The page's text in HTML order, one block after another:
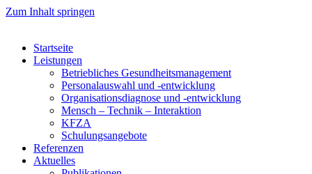
Zum Inhalt springen
Startseite
Leistungen
Betriebliches Gesundheitsmanagement
Personalauswahl und -entwicklung
Organisationsdiagnose und -entwicklung
Mensch – Technik – Interaktion
KFZA
Schulungsangebote
Referenzen
Aktuelles